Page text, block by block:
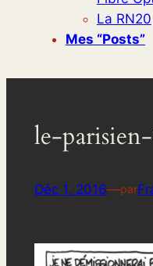
La RN20
Mes “posts”
le-
Déc 1, 2016—par